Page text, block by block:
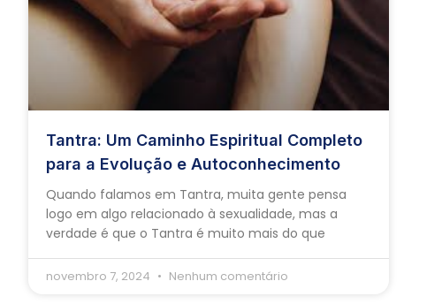
Tantra: Um Caminho Espiritual Completo
para a Evolução e Autoconhecimento
Quando falamos em Tantra, muita gente pensa
logo em algo relacionado à sexualidade, mas a
verdade é que o Tantra é muito mais do que
novembro 7, 2024 Nenhum comentário